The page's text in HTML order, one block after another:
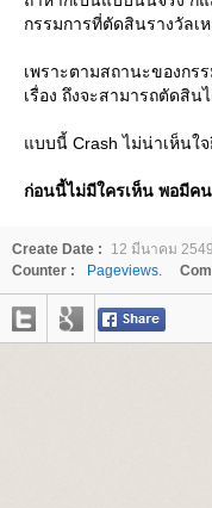
กรรมการที่ตัดสินรางวัลเ
เพราะตามสถานะของกร
เรื่อง ถึงจะสามารถตัดสิ
บบนี้ Crash ไม่น่าเห็นใจ
ก่อนนี้ไม่มีใครเห็น พอมีค
Create Date : 12 มีนาคม 2549
Counter :
Pageviews.